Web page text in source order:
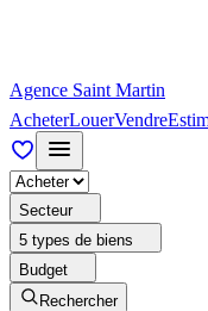
Agence Saint Martin
AcheterLouerVendre
Secteur
5 types de biens
Budget
Rechercher